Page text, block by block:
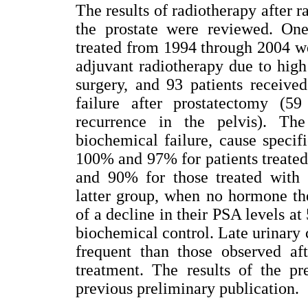
The results of radiotherapy after
the prostate were reviewed.
treated from 1994 through 2004
adjuvant radiotherapy due to
surgery, and 93 patients
failure after prostatectomy
recurrence in the pelvis).
biochemical failure, cause
100% and 97% for patients
and 90% for those treated with
latter group, when no hormone
of a decline in their PSA levels at
biochemical control. Late urinary
frequent than those observed
treatment. The results of the
previous preliminary publication.